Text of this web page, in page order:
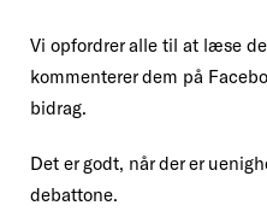
Vi opfordrer alle til at læse
kommenterer dem på
bidrag.
Det er godt, når der er
debattone.